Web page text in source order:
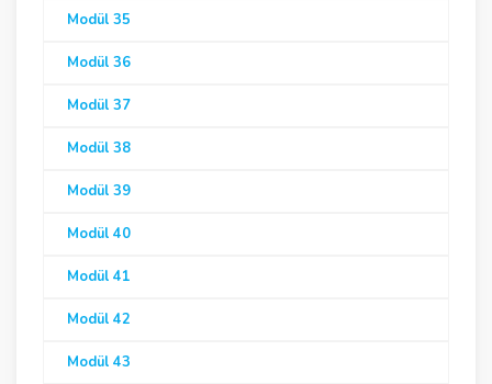
Modül 35
Modül 36
Modül 37
Modül 38
Modül 39
Modül 40
Modül 41
Modül 42
Modül 43